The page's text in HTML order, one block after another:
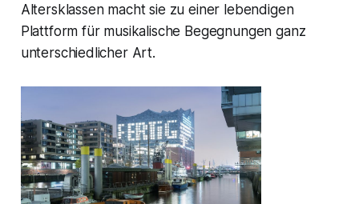
Altersklassen macht sie zu einer lebendigen
Plattform für musikalische Begegnungen ganz
unterschiedlicher Art.